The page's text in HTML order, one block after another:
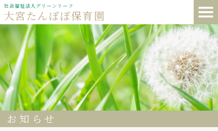
社会福祉法人グリーンリーフ
大宮たんぽぽ保育園
お知らせ